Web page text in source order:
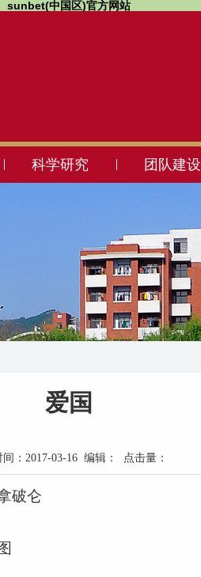
sunbet(中国区)官方网站
科学研究 团队建设
爱国
间：2017-03-16 编辑： 点击量：
破仑